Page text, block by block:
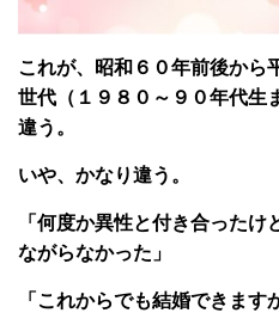
これが、昭和６０年前後から
世代（１９８０～９０年代生
違う。
いや、かなり違う。
「何度か異性と付き合った
ながらなかった」
「これからでも結婚できます